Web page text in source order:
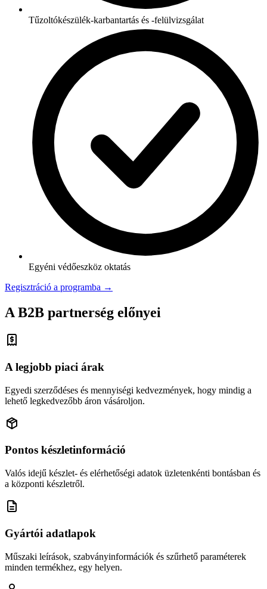
Tűzoltókészülék-karbantartás és -felülvizsgálat
Egyéni védőeszköz oktatás
Regisztráció a programba →
A B2B partnerség előnyei
A legjobb piaci árak
Egyedi szerződéses és mennyiségi kedvezmények, hogy mindig a
lehető legkedvezőbb áron vásároljon.
Pontos készletinformáció
Valós idejű készlet- és elérhetőségi adatok üzletenkénti bontásban és
a központi készletről.
Gyártói adatlapok
Műszaki leírások, szabványinformációk és szűrhető paraméterek
minden termékhez, egy helyen.